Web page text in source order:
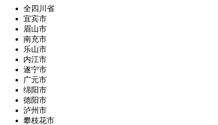
全四川省
宜宾市
眉山市
南充市
乐山市
内江市
遂宁市
广元市
绵阳市
德阳市
泸州市
攀枝花市